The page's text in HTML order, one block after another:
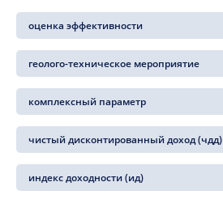
оценка эффективности
геолого-техническое мероприятие
комплексный параметр
чистый дисконтированный доход (чдд)
индекс доходности (ид)